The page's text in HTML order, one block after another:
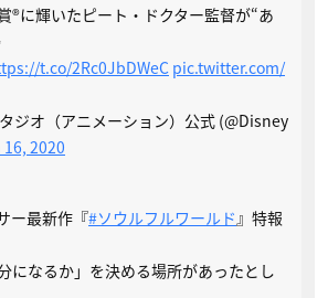
®に輝いたピート・ドクター監督が“あ
t.co/2Rc0JbDWeC pic.twitter.com/
ジオ（アニメーション）公式 (@Disney
16, 2020
ー最新作『#ソウルフルワールド 』特報
になるか」を決める場所があったとし